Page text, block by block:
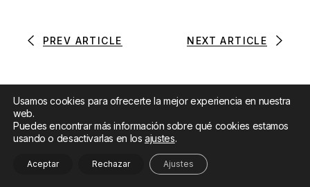
PREV ARTICLE NEXT ARTICLE
You may also like
Usamos cookies para ofrecerte la mejor experiencia en nuestra
web.
Puedes encontrar más información sobre qué cookies estamos
usando o desactivarlas en losajustes.
Aceptar Rechazar Ajustes